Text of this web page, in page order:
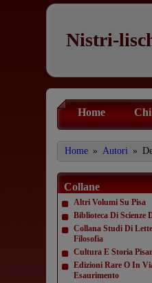
Nistri-
Home Chi
Home » Autori »
Collane
Altri Volumi Su Pisa
Biblioteca Di Scienze
Collana Studi Di
Filosofia
Cultura E Storia
Edizioni Rare O In
Esaurimento